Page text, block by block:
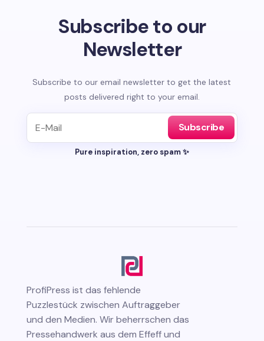
Subscribe to our
Newsletter
Subscribe to our email newsletter to get the latest
posts delivered right to your email.
Subscribe
Pure inspiration, zero spam ✨
ProfiPress ist das fehlende
Puzzlestück zwischen Auftraggeber
und den Medien. Wir beherrschen das
Pressehandwerk aus dem Effeff und